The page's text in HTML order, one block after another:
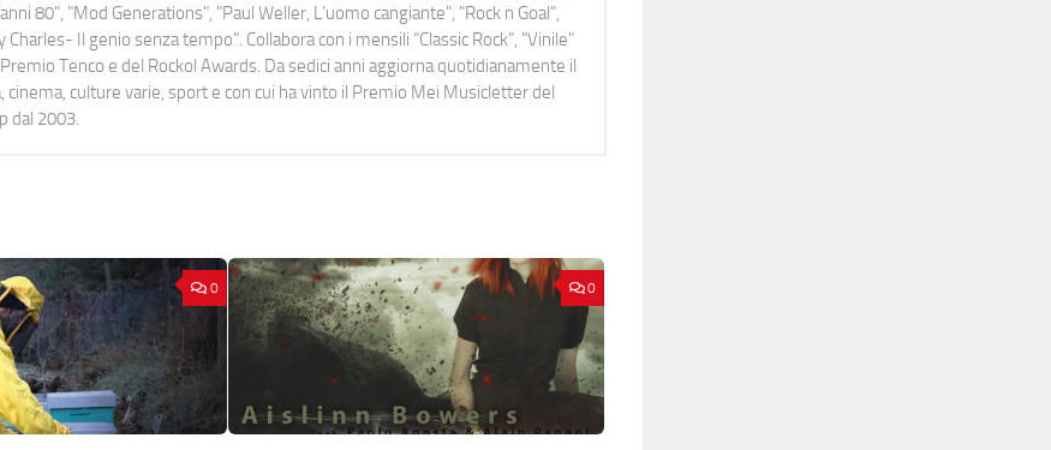
80", "Mod Generations", "Paul Weller, L’uomo cangiante", "Rock n Goal",
Il genio senza tempo". Collabora con i mensili “Classic Rock”, "Vinile"
Tenco e del Rockol Awards. Da sedici anni aggiorna quotidianamente il
culture varie, sport e con cui ha vinto il Premio Mei Musicletter del
dal 2003.
0 0